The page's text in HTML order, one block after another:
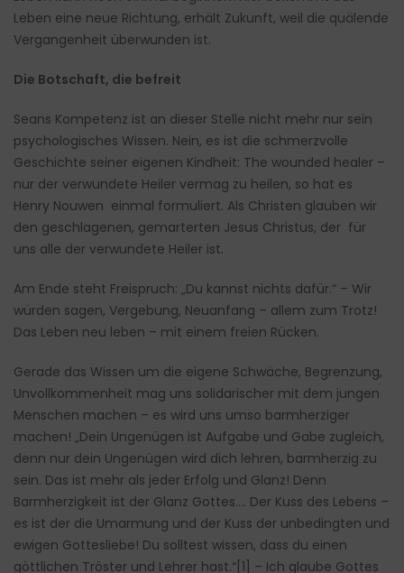
Leben eine neue Richtung, erhält Zukunft, weil die quälende
Vergangenheit überwunden ist.
Die Botschaft, die befreit
Seans Kompetenz ist an dieser Stelle nicht mehr nur sein
psychologisches Wissen. Nein, es ist die schmerzvolle
Geschichte seiner eigenen Kindheit: The wounded healer –
nur der verwundete Heiler vermag zu heilen, so hat es
Henry Nouwen einmal formuliert. Als Christen glauben wir
den geschlagenen, gemarterten Jesus Christus, der für
uns alle der verwundete Heiler ist.
Am Ende steht Freispruch: „Du kannst nichts dafür.“ – Wir
würden sagen, Vergebung, Neuanfang – allem zum Trotz!
Das Leben neu leben – mit einem freien Rücken.
Gerade das Wissen um die eigene Schwäche, Begrenzung,
Unvollkommenheit mag uns solidarischer mit dem jungen
Menschen machen – es wird uns umso barmherziger
machen! „Dein Ungenügen ist Aufgabe und Gabe zugleich,
denn nur dein Ungenügen wird dich lehren, barmherzig zu
sein. Das ist mehr als jeder Erfolg und Glanz! Denn
Barmherzigkeit ist der Glanz Gottes…. Der Kuss des Lebens –
es ist der die Umarmung und der Kuss der unbedingten und
ewigen Gottesliebe! Du solltest wissen, dass du einen
göttlichen Tröster und Lehrer hast.“[1] – Ich glaube Gottes